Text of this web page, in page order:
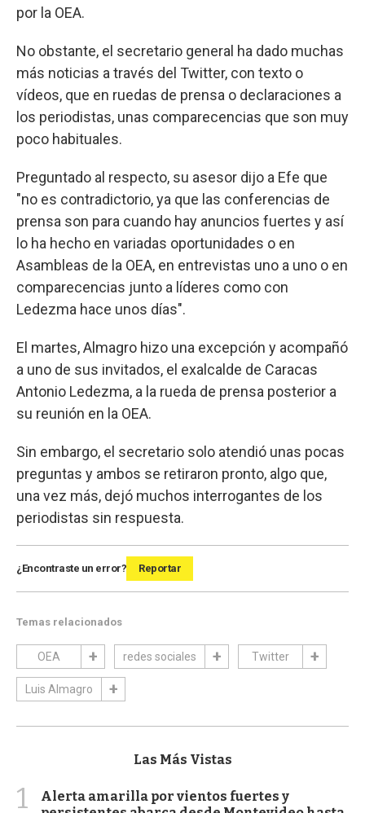
por la OEA.
No obstante, el secretario general ha dado muchas
más noticias a través del Twitter, con texto o
vídeos, que en ruedas de prensa o declaraciones a
los periodistas, unas comparecencias que son muy
poco habituales.
Preguntado al respecto, su asesor dijo a Efe que
"no es contradictorio, ya que las conferencias de
prensa son para cuando hay anuncios fuertes y así
lo ha hecho en variadas oportunidades o en
Asambleas de la OEA, en entrevistas uno a uno o en
comparecencias junto a líderes como con
Ledezma hace unos días".
El martes, Almagro hizo una excepción y acompañó
a uno de sus invitados, el exalcalde de Caracas
Antonio Ledezma, a la rueda de prensa posterior a
su reunión en la OEA.
Sin embargo, el secretario solo atendió unas pocas
preguntas y ambos se retiraron pronto, algo que,
una vez más, dejó muchos interrogantes de los
periodistas sin respuesta.
¿Encontraste un error? Reportar
Temas relacionados
OEA redes sociales Twitter
Luis Almagro
Las Más Vistas
1
Alerta amarilla por vientos fuertes y